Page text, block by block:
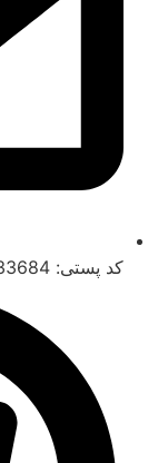
کد پستی: 1178733684